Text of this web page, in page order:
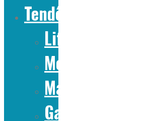
Tendências
Lifestyle
Moda
Marcas
Gadgets